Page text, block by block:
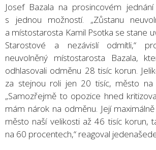
Josef Bazala na prosincovém
s jednou možností. „Zůstanu
a místostarosta Kamil Psotka se stane
Starostové a nezávislí odmítli,“
neuvolněný místostarosta Bazala,
odhlasovali odměnu 28 tisíc korun.
za stejnou roli jen 20 tisíc, město
„Samozřejmě to opozice hned
mám nárok na odměnu. Její
město naší velikosti až 46 tisíc korun,
na 60 procentech,“ reagoval